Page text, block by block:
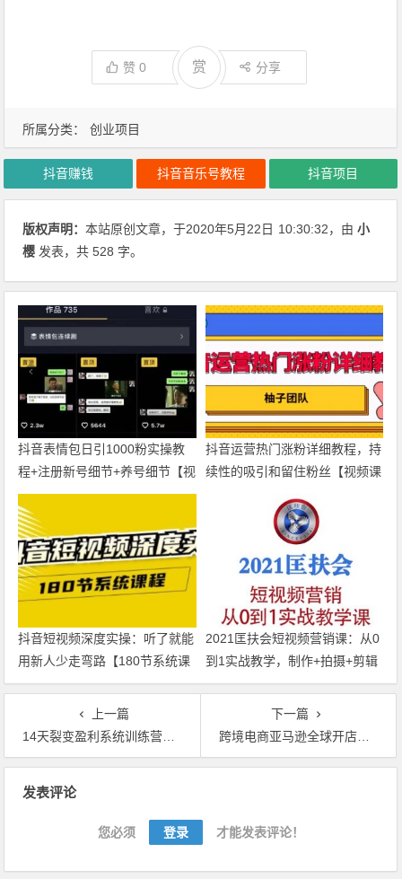
所属分类： 创业项目
赞0 赏 分享
抖音赚钱 抖音音乐号教程 抖音项目
版权声明：本站原创文章，于2020年5月22日 10:30:32，由小
樱 发表，共 528 字。
抖音表情包日引1000粉实操教
程+注册新号细节+养号细节【视
频教程】
抖音运营热门涨粉详细教程，持
续性的吸引和留住粉丝【视频课
抖音短视频深度实操：听了就能
用新人少走弯路【180节系统课
程】
2021匡扶会短视频营销课：从0
到1实战教学，制作+拍摄+剪辑
+运营+变现【视频教程】
上一篇
14天裂变盈利系统训练营（王六六），靠裂变营销实现30天收款1200万的流程与绝密模式【视频教程】
下一篇
跨境电商亚马逊全球开店，数据化三分钟教你选出爆款产品实操技巧【视频课程】
发表评论
您必须 登录 才能发表评论！